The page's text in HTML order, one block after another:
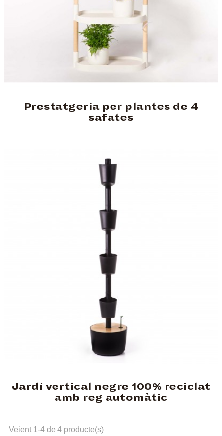
Prestatgeria per plantes de 4
safates
Jardí vertical negre 100% reciclat
amb reg automàtic
Veient 1-4 de 4 producte(s)